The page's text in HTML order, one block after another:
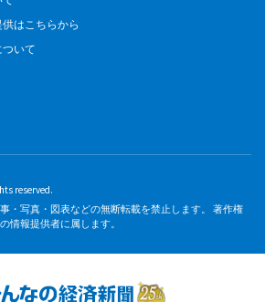
はこちらから
いて
reserved.
・写真・図表などの無断転載を禁止します。 著作権
情報提供者に属します。